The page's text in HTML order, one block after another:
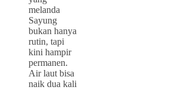
melanda
Sayung
bukan hanya
rutin, tapi
kini hampir
permanen.
Air laut bisa
naik dua kali